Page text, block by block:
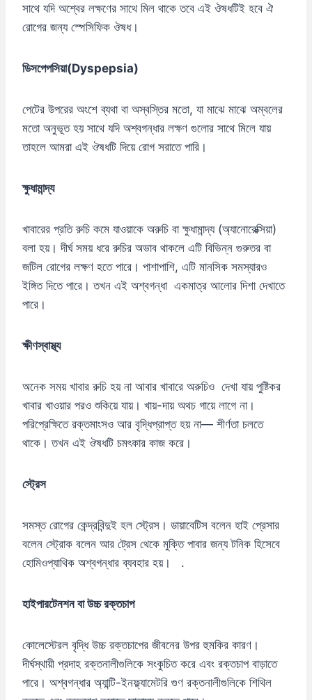
সাথে যদি অশ্বের লক্ষণের সাথে মিল থাকে তবে এই ঔষধটিই হবে ঐ
রোগের জন্য স্পেসিফিক ঔষধ।
ডিসপেপসিয়া(Dyspepsia)
পেটের উপরের অংশে ব্যথা বা অস্বস্তির মতো, যা মাঝে মাঝে অম্বলের
মতো অনুভূত হয় সাথে যদি অশ্বগন্ধার লক্ষণ গুলোর সাথে মিলে যায়
তাহলে আমরা এই ঔষধটি দিয়ে রোগ সরাতে পারি।
ক্ষুধামান্দ্য
খাবারের প্রতি রুচি কমে যাওয়াকে অরুচি বা ক্ষুধামান্দ্য (অ্যানোরেক্সিয়া)
বলা হয়। দীর্ঘ সময় ধরে রুচির অভাব থাকলে এটি বিভিন্ন গুরুতর বা
জটিল রোগের লক্ষণ হতে পারে। পাশাপাশি, এটি মানসিক সমস্যারও
ইঙ্গিত দিতে পারে। তখন এই অশ্বগন্ধা একমাত্র আলোর দিশা দেখাতে
পারে।
ক্ষীণস্বাস্থ্য
অনেক সময় খাবার রুচি হয় না আবার খাবারে অরুচিও দেখা যায় পুষ্টিকর
খাবার খাওয়ার পরও শুকিয়ে যায়। খায়-দায় অথচ গায়ে লাগে না।
পরিপ্রেক্ষিতে রক্তমাংসও আর বৃদ্ধিপ্রাপ্ত হয় না— শীর্ণতা চলতে
থাকে। তখন এই ঔষধটি চমৎকার কাজ করে।
স্ট্রেস
সমস্ত রোগের কেন্দ্রবিন্দুই হল স্ট্রেস। ডায়াবেটিস বলেন হাই প্রেসার
বলেন স্ট্রোক বলেন আর ট্রেস থেকে মুক্তি পাবার জন্য টনিক হিসেবে
হোমিওপ্যাথিক অশ্বগন্ধার ব্যবহার হয়। .
হাইপারটেনশন বা উচ্চ রক্তচাপ
কোলেস্টেরল বৃদ্ধি উচ্চ রক্তচাপের জীবনের উপর হুমকির কারণ।
দীর্ঘস্থায়ী প্রদাহ রক্তনালীগুলিকে সংকুচিত করে এবং রক্তচাপ বাড়াতে
পারে। অশ্বগন্ধার অ্যান্টি-ইনফ্ল্যামেটরি গুণ রক্তনালীগুলিকে শিথিল